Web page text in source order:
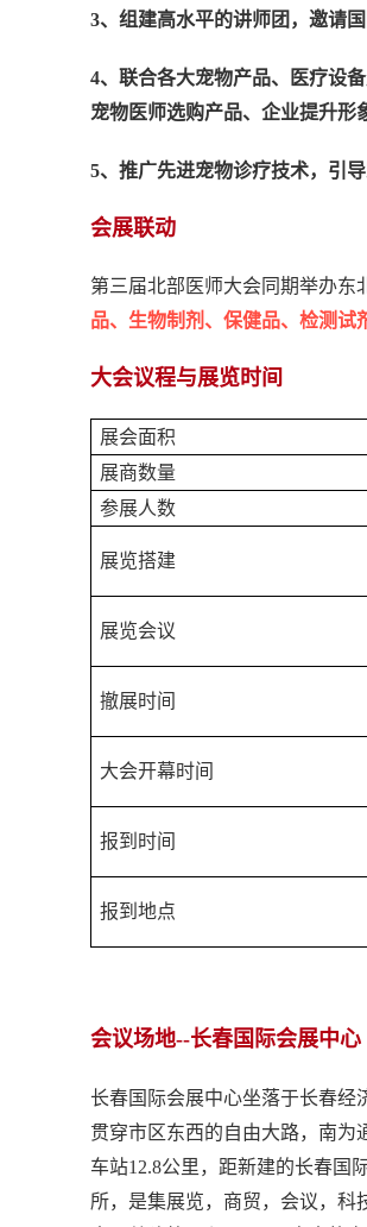
3、组建高水平的讲师团，邀请
4、联合各大宠物产品、医疗设
宠物医师选购产品、企业提升形
5、推广先进宠物诊疗技术，引
会展联动
第三届北部医师大会同期举办东
品、生物制剂、保健品、检测试
大会议程与展览时间
展会面积
展商数量
参展人数
展览搭建
展览会议
撤展时间
大会开幕时间
报到时间
报到地点
会议场地--长春国际会展中心
长春国际会展中心坐落于长春
贯穿市区东西的自由大路，南为
车站12.8公里，距新建的长春国
所，是集展览，商贸，会议，科